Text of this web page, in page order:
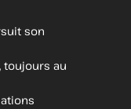
son
toujours au